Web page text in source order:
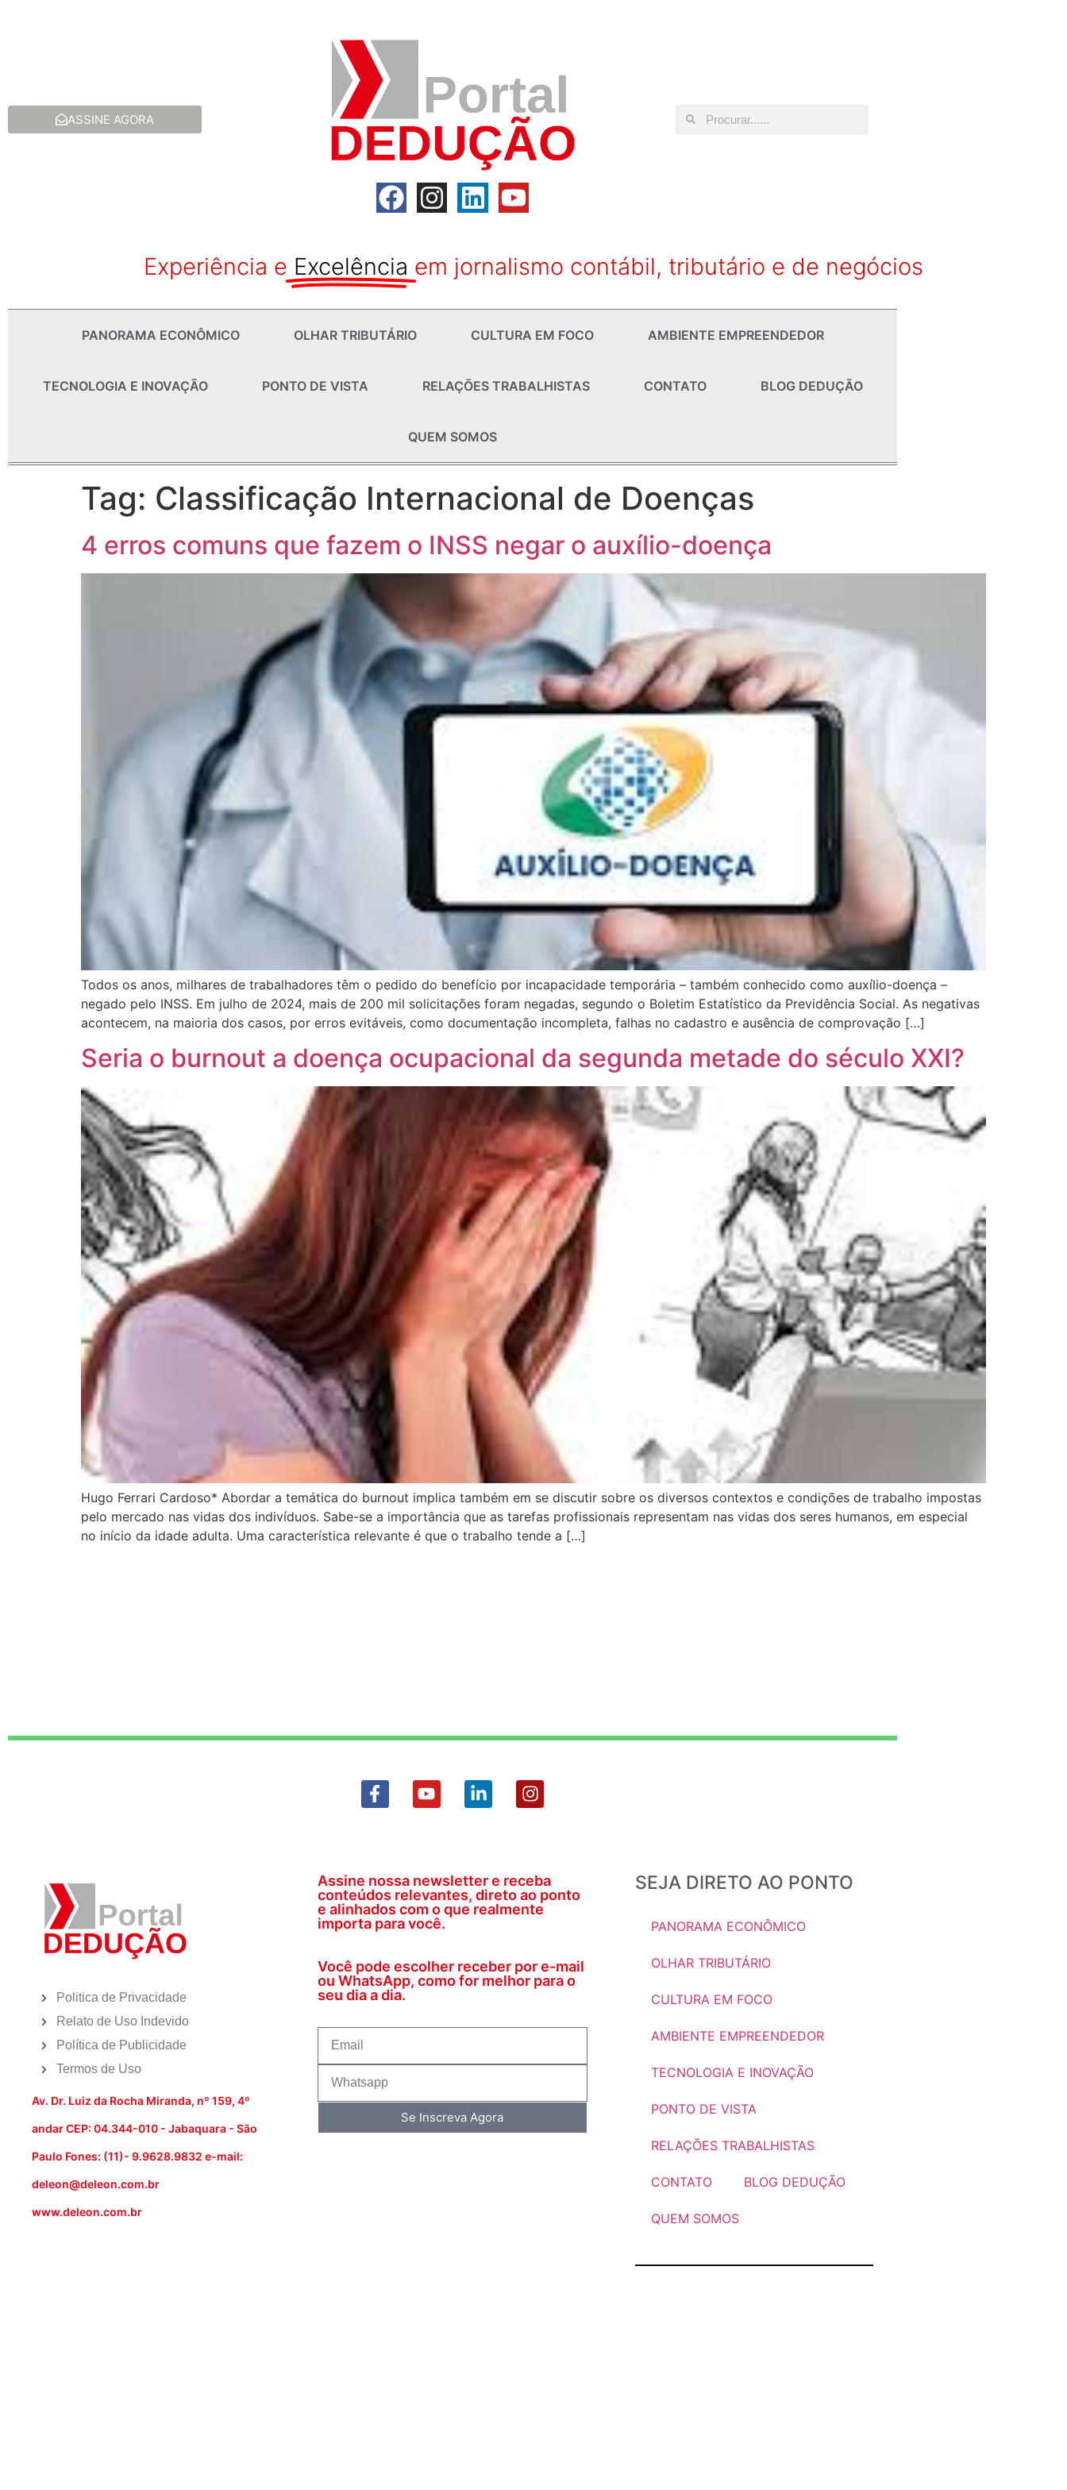
ASSINE AGORA
Experiência e Excelência em jornalismo contábil, tributário e de negócios
PANORAMA ECONÔMICO OLHAR TRIBUTÁRIO CULTURA EM FOCO AMBIENTE EMPREENDEDOR
TECNOLOGIA E INOVAÇÃO PONTO DE VISTA RELAÇÕES TRABALHISTAS CONTATO BLOG DEDUÇÃO
QUEM SOMOS
Tag: Classificação Internacional de Doenças
4 erros comuns que fazem o INSS negar o auxílio-doença
Todos os anos, milhares de trabalhadores têm o pedido do benefício por incapacidade temporária – também conhecido como auxílio-doença –
negado pelo INSS. Em julho de 2024, mais de 200 mil solicitações foram negadas, segundo o Boletim Estatístico da Previdência Social. As negativas
acontecem, na maioria dos casos, por erros evitáveis, como documentação incompleta, falhas no cadastro e ausência de comprovação […]
Seria o burnout a doença ocupacional da segunda metade do século XXI?
Hugo Ferrari Cardoso* Abordar a temática do burnout implica também em se discutir sobre os diversos contextos e condições de trabalho impostas
pelo mercado nas vidas dos indivíduos. Sabe-se a importância que as tarefas profissionais representam nas vidas dos seres humanos, em especial
no início da idade adulta. Uma característica relevante é que o trabalho tende a […]
Politica de Privacidade
Relato de Uso Indevido
Política de Publicidade
Termos de Uso
Av. Dr. Luiz da Rocha Miranda, nº 159, 4º
andar CEP: 04.344-010 - Jabaquara - São
Paulo Fones: (11)- 9.9628.9832 e-mail:
deleon@deleon.com.br
www.deleon.com.br
Assine nossa newsletter e receba
conteúdos relevantes, direto ao ponto
e alinhados com o que realmente
importa para você.
Você pode escolher receber por e-mail
ou WhatsApp, como for melhor para o
seu dia a dia.
Se Inscreva Agora
SEJA DIRETO AO PONTO
PANORAMA ECONÔMICO
OLHAR TRIBUTÁRIO
CULTURA EM FOCO
AMBIENTE EMPREENDEDOR
TECNOLOGIA E INOVAÇÃO
PONTO DE VISTA
RELAÇÕES TRABALHISTAS
CONTATO BLOG DEDUÇÃO
QUEM SOMOS